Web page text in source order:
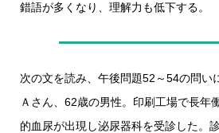
錯語が多くなり、理解力も低下する。
次の文を読み、午後問題52～54の問い
Ａさん、62歳の男性。印刷工場で長年
的血尿が出現し泌尿器科を受診した。